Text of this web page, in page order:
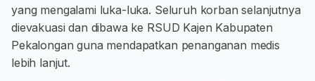
yang mengalami luka-luka. Seluruh korban selanjutnya
dievakuasi dan dibawa ke RSUD Kajen Kabupaten
Pekalongan guna mendapatkan penanganan medis
lebih lanjut.